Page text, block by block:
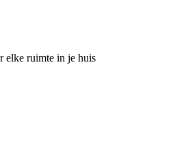
elke ruimte in je huis